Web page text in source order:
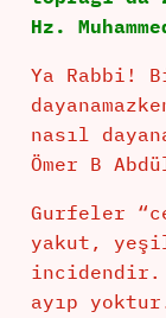
Hz.
Ya Rabbi!
nasıl
Ömer B
Gurfeler
yakut,
incidendir.
ayıp